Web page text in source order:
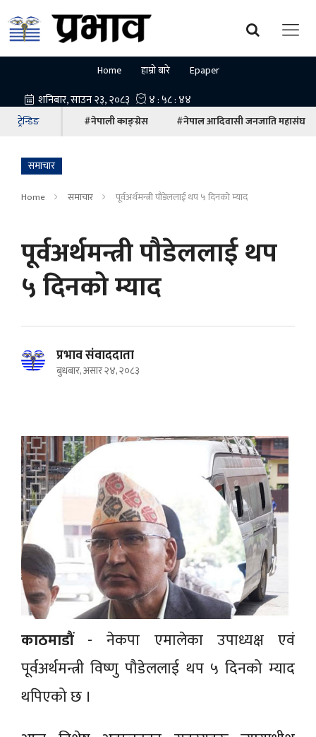
Home हाम्रो बारे Epaper
ट्रेन्डिङ #नेपाली काङ्ग्रेस #नेपाल आदिवासी जनजाति महासंघ
समाचार
Home समाचार पूर्वअर्थमन्त्री पौडेललाई थप ५ दिनको म्याद
पूर्वअर्थमन्त्री पौडेललाई थप
५ दिनको म्याद
प्रभाव संवाददाता
बुधबार, असार २४, २०८३
काठमाडौं - नेकपा एमालेका उपाध्यक्ष एवं
पूर्वअर्थमन्त्री विष्णु पौडेललाई थप ५ दिनको म्याद
थपिएको छ ।